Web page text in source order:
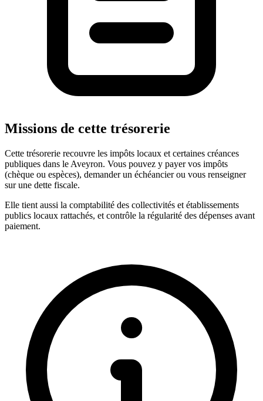
Missions de cette trésorerie
Cette trésorerie recouvre les impôts locaux et certaines créances
publiques dans le Aveyron. Vous pouvez y payer vos impôts
(chèque ou espèces), demander un échéancier ou vous renseigner
sur une dette fiscale.
Elle tient aussi la comptabilité des collectivités et établissements
publics locaux rattachés, et contrôle la régularité des dépenses avant
paiement.